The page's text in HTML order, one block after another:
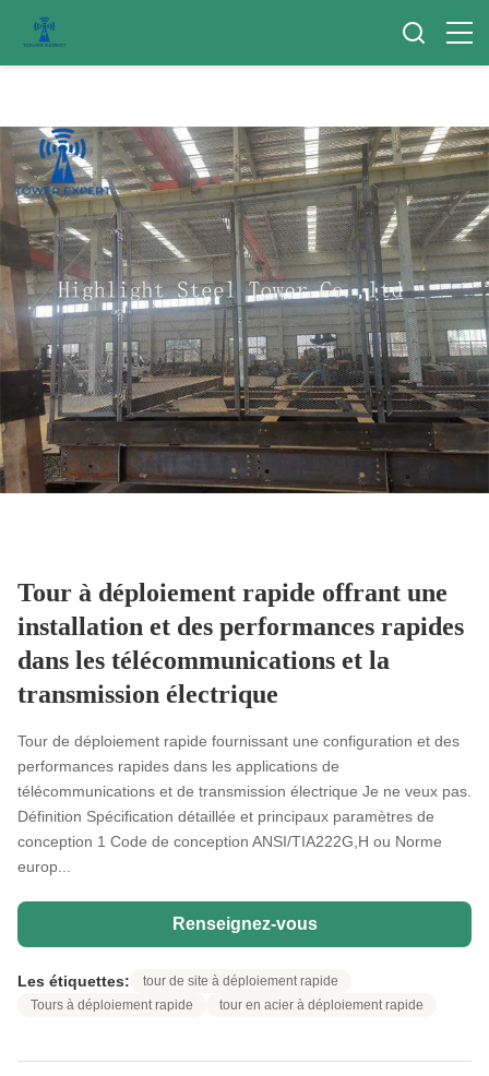
Tour à déploiement rapide offrant une
installation et des performances rapides
dans les télécommunications et la
transmission électrique
Tour de déploiement rapide fournissant une configuration et des
performances rapides dans les applications de
télécommunications et de transmission électrique Je ne veux pas.
Définition Spécification détaillée et principaux paramètres de
conception 1 Code de conception ANSI/TIA222G,H ou Norme
europ...
Renseignez-vous
Les étiquettes:
tour de site à déploiement rapide
Tours à déploiement rapide
tour en acier à déploiement rapide